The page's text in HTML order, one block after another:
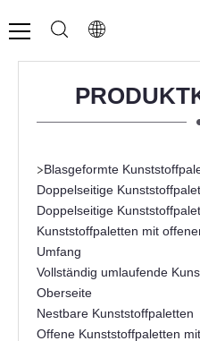
>Blasgeformte
Doppelseitige
Doppelseitige
Kunststoffpaletten mit
Umfang
Vollständig umlaufende
Oberseite
Nestbare Kunststoffpaletten
Offene Kunststoffpaletten